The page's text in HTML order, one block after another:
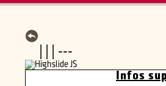
| | | ---
Infos